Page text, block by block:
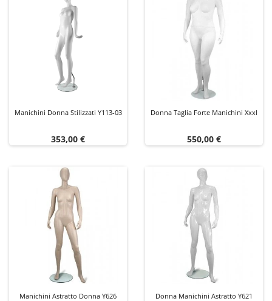
Manichini Donna Stilizzati Y113-03
Prezzo
353,00 €
Donna Taglia Forte Manichini Xxxl
Prezzo
550,00 €
Manichini Astratto Donna Y626 Donna Manichini Astratto Y621